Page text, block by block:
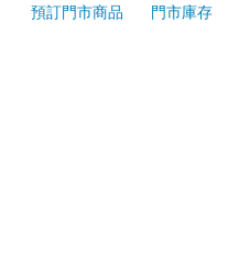
回商品須為全新狀態**
預訂門市商品
門市庫存